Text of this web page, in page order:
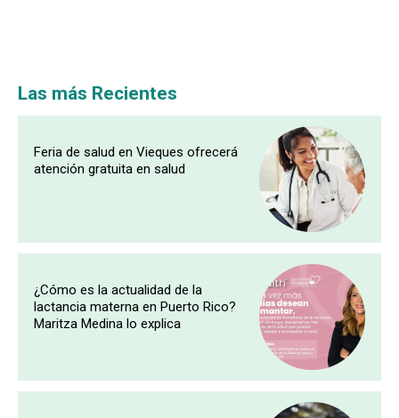
Las más Recientes
Feria de salud en Vieques ofrecerá
atención gratuita en salud
¿Cómo es la actualidad de la
lactancia materna en Puerto Rico?
Maritza Medina lo explica